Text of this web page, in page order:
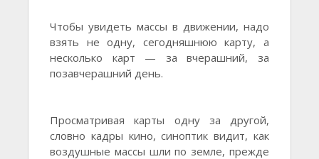
Чтобы увидеть массы в движении, надо
взять не одну, сегодняшнюю карту, а
несколько карт — за вчерашний, за
позавчерашний день.
Просматривая карты одну за другой,
словно кадры кино, синоптик видит, как
воздушные массы шли по земле, прежде